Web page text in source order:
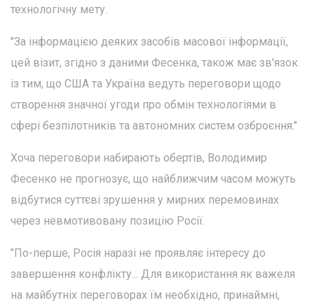
технологічну мету.
"За інформацією деяких засобів масової інформації,
цей візит, згідно з даними Фесенка, також має зв'язок
із тим, що США та Україна ведуть переговори щодо
створення значної угоди про обмін технологіями в
сфері безпілотників та автономних систем озброєння."
Хоча переговори набирають обертів, Володимир
Фесенко не прогнозує, що найближчим часом можуть
відбутися суттєві зрушення у мирних перемовинах
через невмотивовану позицію Росії.
"По-перше, Росія наразі не проявляє інтересу до
завершення конфлікту... Для використання як важеля
на майбутніх переговорах їм необхідно, принаймні,